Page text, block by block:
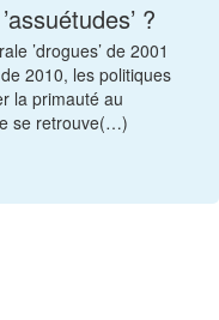
?
’drogues’ de 2001
2010, les politiques
la primauté au
se retrouve(…)